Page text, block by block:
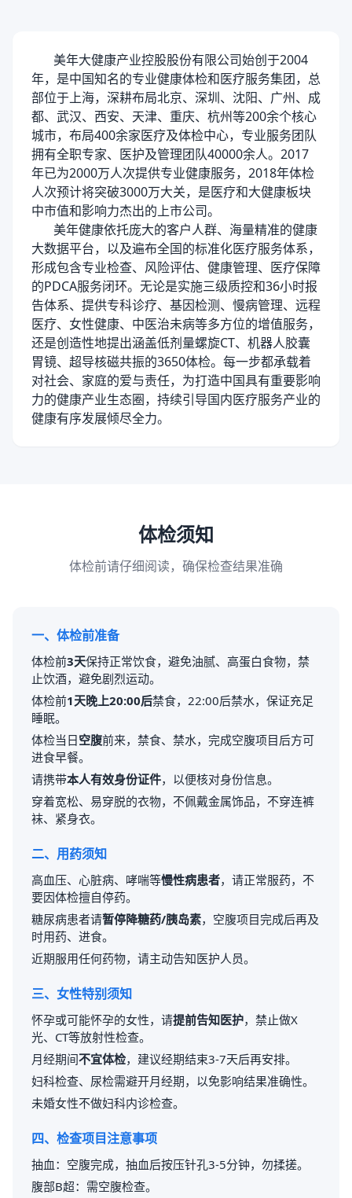
美年大健康产业控股股份有限公司始创于2004
年，是中国知名的专业健康体检和医疗服务集团，总
部位于上海，深耕布局北京、深圳、沈阳、广州、成
都、武汉、西安、天津、重庆、杭州等200余个核心
城市，布局400余家医疗及体检中心，专业服务团队
拥有全职专家、医护及管理团队40000余人。2017
年已为2000万人次提供专业健康服务，2018年体检
人次预计将突破3000万大关，是医疗和大健康板块
中市值和影响力杰出的上市公司。
美年健康依托庞大的客户人群、海量精准的健康
大数据平台，以及遍布全国的标准化医疗服务体系，
形成包含专业检查、风险评估、健康管理、医疗保障
的PDCA服务闭环。无论是实施三级质控和36小时报
告体系、提供专科诊疗、基因检测、慢病管理、远程
医疗、女性健康、中医治未病等多方位的增值服务，
还是创造性地提出涵盖低剂量螺旋CT、机器人胶囊
胃镜、超导核磁共振的3650体检。每一步都承载着
对社会、家庭的爱与责任，为打造中国具有重要影响
力的健康产业生态圈，持续引导国内医疗服务产业的
健康有序发展倾尽全力。
体检须知
体检前请仔细阅读，确保检查结果准确
一、体检前准备
体检前3天保持正常饮食，避免油腻、高蛋白食物，禁
止饮酒，避免剧烈运动。
体检前1天晚上20:00后禁食，22:00后禁水，保证充足
睡眠。
体检当日空腹前来，禁食、禁水，完成空腹项目后方可
进食早餐。
请携带本人有效身份证件，以便核对身份信息。
穿着宽松、易穿脱的衣物，不佩戴金属饰品，不穿连裤
袜、紧身衣。
二、用药须知
高血压、心脏病、哮喘等慢性病患者，请正常服药，不
要因体检擅自停药。
糖尿病患者请暂停降糖药/胰岛素，空腹项目完成后再及
时用药、进食。
近期服用任何药物，请主动告知医护人员。
三、女性特别须知
怀孕或可能怀孕的女性，请提前告知医护，禁止做X
光、CT等放射性检查。
月经期间不宜体检，建议经期结束3-7天后再安排。
妇科检查、尿检需避开月经期，以免影响结果准确性。
未婚女性不做妇科内诊检查。
四、检查项目注意事项
抽血：空腹完成，抽血后按压针孔3-5分钟，勿揉搓。
腹部B超：需空腹检查。